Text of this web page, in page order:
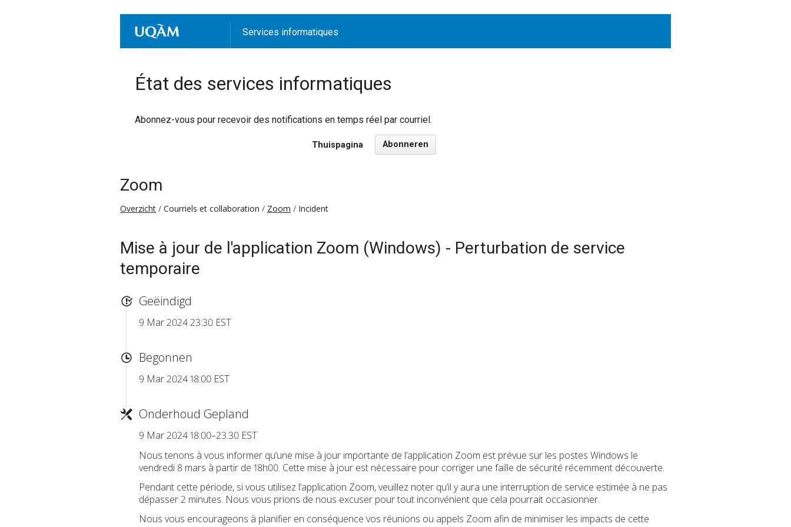
Services informatiques
État des services informatiques
Abonnez-vous pour recevoir des notifications en temps réel par courriel.
Thuispagina Abonneren
Zoom
Overzicht Courriels et collaboration Zoom Incident
Mise à jour de l'application Zoom (Windows) - Perturbation de service
temporaire
Geëindigd
9 Mar 2024 23:30 EST
Begonnen
9 Mar 2024 18:00 EST
Onderhoud Gepland
9 Mar 2024 18:00–23:30 EST
Nous tenons à vous informer qu’une mise à jour importante de l’application Zoom est prévue sur les postes Windows le
vendredi 8 mars à partir de 18h00. Cette mise à jour est nécessaire pour corriger une faille de sécurité récemment découverte.
Pendant cette période, si vous utilisez l’application Zoom, veuillez noter qu’il y aura une interruption de service estimée à ne pas
dépasser 2 minutes. Nous vous prions de nous excuser pour tout inconvénient que cela pourrait occasionner.
Nous vous encourageons à planifier en conséquence vos réunions ou appels Zoom afin de minimiser les impacts de cette